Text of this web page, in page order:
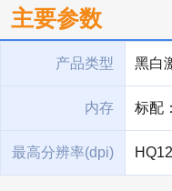
主要参数
产品类型 黑白
内存 标配
最高分辨率(dpi)